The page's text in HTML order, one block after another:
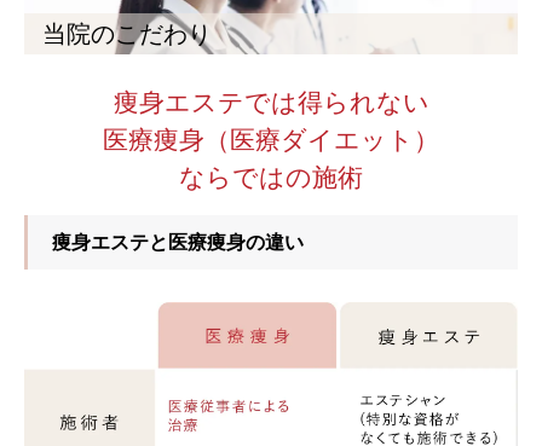
当院のこだわり
痩身エステでは得られない
医療痩身（医療ダイエット）
ならではの施術
痩身エステと医療痩身の違い